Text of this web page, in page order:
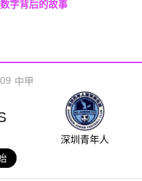
字背后的故事
中甲
深圳青年人